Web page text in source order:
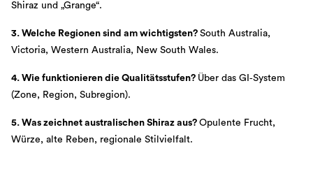
Shiraz und „Grange“.
3. Welche Regionen sind am wichtigsten? South Australia,
Victoria, Western Australia, New South Wales.
4. Wie funktionieren die Qualitätsstufen? Über das GI‑System
(Zone, Region, Subregion).
5. Was zeichnet australischen Shiraz aus? Opulente Frucht,
Würze, alte Reben, regionale Stilvielfalt.